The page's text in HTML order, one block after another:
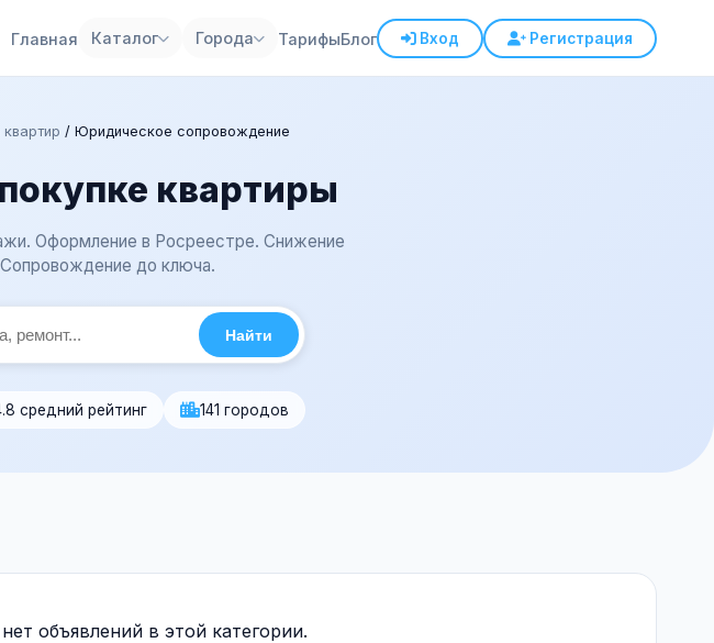
Главная Каталог Города ТарифыБлог Вход Регистрация
/ Юридическое сопровождение
квартиры
Оформление в Росреестре. Снижение
до ключа.
Найти
средний рейтинг 141 городов
объявлений в этой категории.